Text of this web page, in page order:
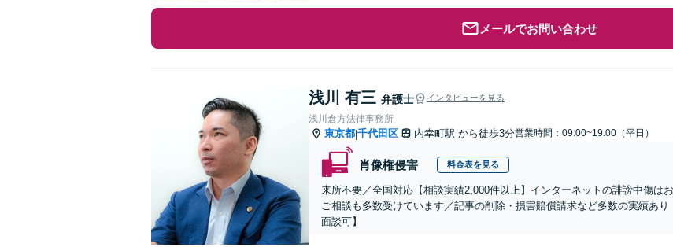
メールでお問い合わせ
浅川 有三 弁護士 インタビューを見る
浅川倉方法律事務所
東京都|千代田区 内幸町駅 から徒歩3分営業時間：09:00~19:00（平日）
肖像権侵害 料金表を見る
来所不要／全国対応【相談実績2,000件以上】インターネットの誹謗中傷は
ご相談も多数受けています／記事の削除・損害賠償請求など多数の実績あ
面談可】